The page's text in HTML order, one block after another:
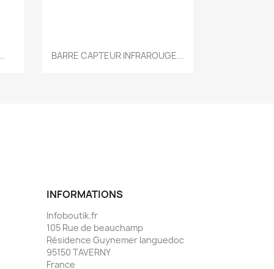
Aperçu rapide
BARRE CAPTEUR INFRAROUGE...
INFORMATIONS
Infoboutik.fr
105 Rue de beauchamp
Résidence Guynemer languedoc
95150 TAVERNY
France